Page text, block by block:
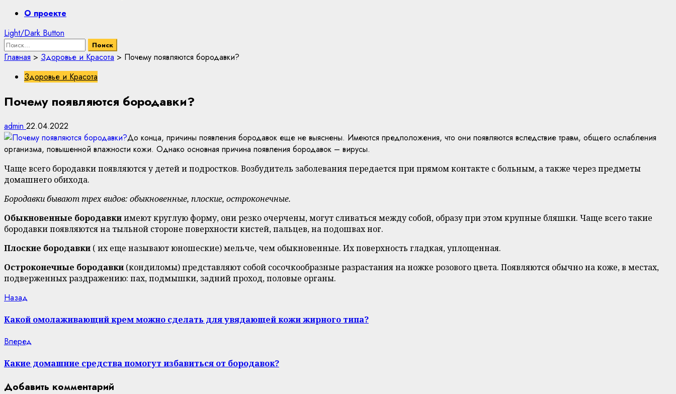
PrimaryО проекте
Light/Dark Button
Найти:
Главная > Здоровье и Красота > Почему появляются бородавки?
Здоровье и Красота
Почему появляются бородавки?
admin 22.04.2022
До конца, причины появления бородавок еще не выяснены. Имеются предположения, что они появляются вследствие травм, общего ослабления
организма, повышенной влажности кожи. Однако основная причина появления бородавок – вирусы.
Чаще всего бородавки появляются у детей и подростков. Возбудитель заболевания передается при прямом контакте с больным, а также через предметы
домашнего обихода.
Бородавки бывают трех видов: обыкновенные, плоские, остроконечные.
Обыкновенные бородавкиимеют круглую форму, они резко очерчены, могут сливаться между собой, образу при этом крупные бляшки. Чаще всего такие
бородавки появляются на тыльной стороне поверхности кистей, пальцев, на подошвах ног.
Плоские бородавки ( их еще называют юношеские) мельче, чем обыкновенные. Их поверхность гладкая, уплощенная.
Остроконечные бородавки (кондиломы) представляют собой сосочкообразные разрастания на ножке розового цвета. Появляются обычно на коже, в местах,
подверженных раздражению: пах, подмышки, задний проход, половые органы.
Continue
Reading
Назад
Какой омолаживающий крем можно сделать для увядающей кожи жирного типа?
Вперед
Какие домашние средства помогут избавиться от бородавок?
Добавить комментарий